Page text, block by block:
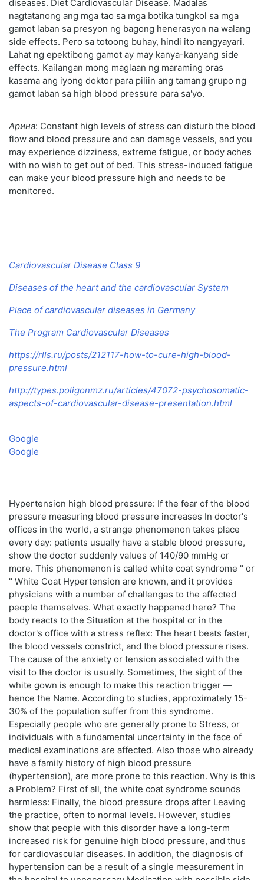
diseases. Diet Cardiovascular Disease. Madalas
nagtatanong ang mga tao sa mga botika tungkol sa mga
gamot laban sa presyon ng bagong henerasyon na walang
side effects. Pero sa totoong buhay, hindi ito nangyayari.
Lahat ng epektibong gamot ay may kanya-kanyang side
effects. Kailangan mong maglaan ng maraming oras
kasama ang iyong doktor para piliin ang tamang grupo ng
gamot laban sa high blood pressure para sa'yo.
Арина: Constant high levels of stress can disturb the blood
flow and blood pressure and can damage vessels, and you
may experience dizziness, extreme fatigue, or body aches
with no wish to get out of bed. This stress-induced fatigue
can make your blood pressure high and needs to be
monitored.
Cardiovascular Disease Class 9
Diseases of the heart and the cardiovascular System
Place of cardiovascular diseases in Germany
The Program Cardiovascular Diseases
https://rlls.ru/posts/212117-how-to-cure-high-blood-
pressure.html
http://types.poligonmz.ru/articles/47072-psychosomatic-
aspects-of-cardiovascular-disease-presentation.html
Google
Google
Hypertension high blood pressure: If the fear of the blood
pressure measuring blood pressure increases In doctor's
offices in the world, a strange phenomenon takes place
every day: patients usually have a stable blood pressure,
show the doctor suddenly values of 140/90 mmHg or
more. This phenomenon is called white coat syndrome " or
" White Coat Hypertension are known, and it provides
physicians with a number of challenges to the affected
people themselves. What exactly happened here? The
body reacts to the Situation at the hospital or in the
doctor's office with a stress reflex: The heart beats faster,
the blood vessels constrict, and the blood pressure rises.
The cause of the anxiety or tension associated with the
visit to the doctor is usually. Sometimes, the sight of the
white gown is enough to make this reaction trigger —
hence the Name. According to studies, approximately 15-
30% of the population suffer from this syndrome.
Especially people who are generally prone to Stress, or
individuals with a fundamental uncertainty in the face of
medical examinations are affected. Also those who already
have a family history of high blood pressure
(hypertension), are more prone to this reaction. Why is this
a Problem? First of all, the white coat syndrome sounds
harmless: Finally, the blood pressure drops after Leaving
the practice, often to normal levels. However, studies
show that people with this disorder have a long-term
increased risk for genuine high blood pressure, and thus
for cardiovascular diseases. In addition, the diagnosis of
hypertension can be a result of a single measurement in